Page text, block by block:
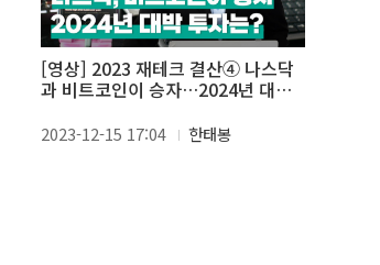
[영상] 2023 재테크 결산④ 나스닥
과 비트코인이 승자…2024년 대박
2023-12-15 17:04 한태봉